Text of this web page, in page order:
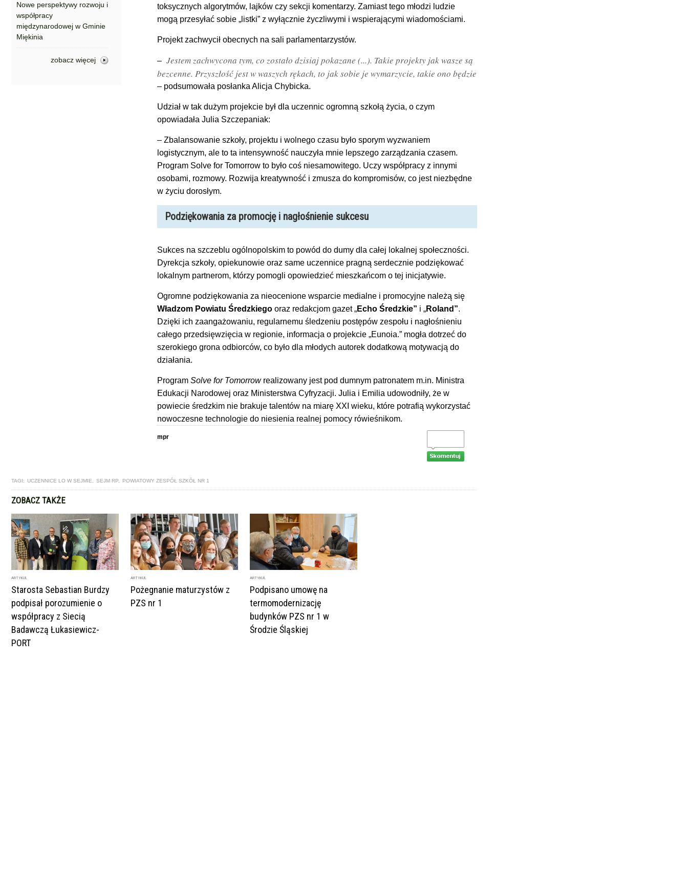
Nowe perspektywy rozwoju i
współpracy
międzynarodowej w Gminie
Miękinia
zobacz więcej
toksycznych algorytmów, lajków czy sekcji komentarzy. Zamiast tego młodzi ludzie
mogą przesyłać sobie „listki” z wyłącznie życzliwymi i wspierającymi wiadomościami.
Projekt zachwycił obecnych na sali parlamentarzystów.
– Jestem zachwycona tym, co zostało dzisiaj pokazane (...). Takie projekty jak wasze są
bezcenne. Przyszłość jest w waszych rękach, to jak sobie je wymarzycie, takie ono będzie
– podsumowała posłanka Alicja Chybicka.
Udział w tak dużym projekcie był dla uczennic ogromną szkołą życia, o czym
opowiadała Julia Szczepaniak:
– Zbalansowanie szkoły, projektu i wolnego czasu było sporym wyzwaniem
logistycznym, ale to ta intensywność nauczyła mnie lepszego zarządzania czasem.
Program Solve for Tomorrow to było coś niesamowitego. Uczy współpracy z innymi
osobami, rozmowy. Rozwija kreatywność i zmusza do kompromisów, co jest niezbędne
w życiu dorosłym.
Podziękowania za promocję i nagłośnienie sukcesu
Sukces na szczeblu ogólnopolskim to powód do dumy dla całej lokalnej społeczności.
Dyrekcja szkoły, opiekunowie oraz same uczennice pragną serdecznie podziękować
lokalnym partnerom, którzy pomogli opowiedzieć mieszkańcom o tej inicjatywie.
Ogromne podziękowania za nieocenione wsparcie medialne i promocyjne należą się
Władzom Powiatu Średzkiego oraz redakcjom gazet „Echo Średzkie” i „Roland”.
Dzięki ich zaangażowaniu, regularnemu śledzeniu postępów zespołu i nagłośnieniu
całego przedsięwzięcia w regionie, informacja o projekcie „Eunoia.” mogła dotrzeć do
szerokiego grona odbiorców, co było dla młodych autorek dodatkową motywacją do
działania.
Program Solve for Tomorrowrealizowany jest pod dumnym patronatem m.in. Ministra
Edukacji Narodowej oraz Ministerstwa Cyfryzacji. Julia i Emilia udowodniły, że w
powiecie średzkim nie brakuje talentów na miarę XXI wieku, które potrafią wykorzystać
nowoczesne technologie do niesienia realnej pomocy rówieśnikom.
mpr
TAGI: UCZENNICE LO W SEJMIE SEJM RP POWIATOWY ZESPÓŁ SZKÓŁ NR 1
ZOBACZ TAKŻE
ARTYKUŁ
Starosta Sebastian Burdzy
podpisał porozumienie o
współpracy z Siecią
Badawczą Łukasiewicz-
PORT
ARTYKUŁ
Pożegnanie maturzystów z
PZS nr 1
ARTYKUŁ
Podpisano umowę na
termomodernizację
budynków PZS nr 1 w
Środzie Śląskiej